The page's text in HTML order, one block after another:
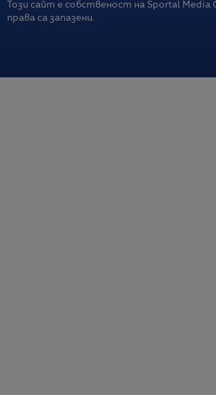
Този сайт е собственост на Sportal Media
права са запазени.